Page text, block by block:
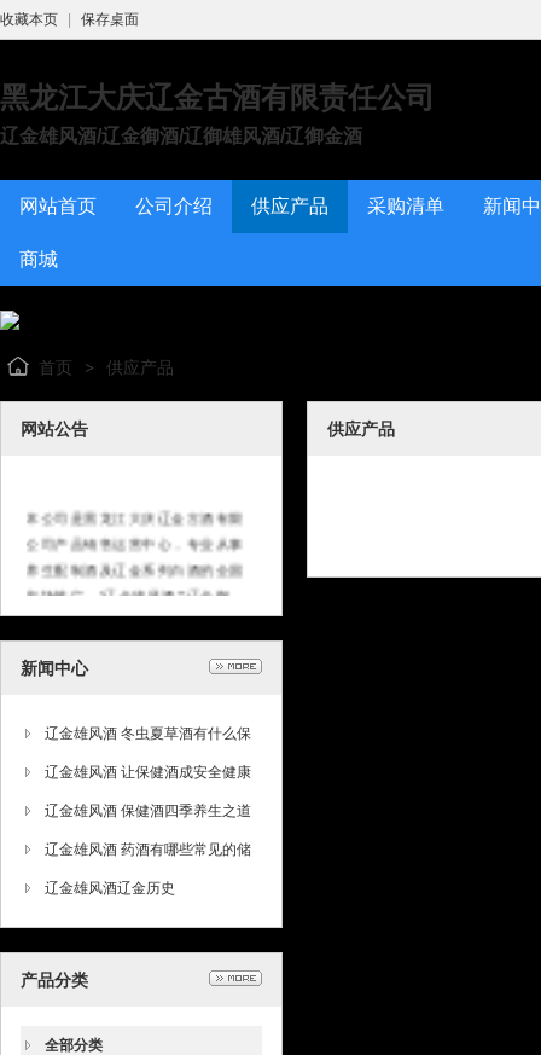
收藏本页 保存桌面
黑龙江大庆辽金古酒有限责任公司
辽金雄风酒/辽金御酒/辽御雄风酒/辽御金酒
网站首页 公司介绍 供应产品 采购清单 新闻
商城
首页 > 供应产品
网站公告
本公司是黑龙江大庆辽金古酒有限
公司产品销售运营中心，专业从事
养生配制酒及辽金系列白酒的全国
市场推广。“辽金雄风酒”“辽金御
酒”在业内以及消费者中间均享有较
高的声誉，在河南省的保健酒市场
上更是连续2年销量排名前两位。我
着力于人才与公司的共同进步，依
托公司先进的企业平台，为广大有
新闻中心
辽金雄风酒 冬虫夏草酒有什么保
健功效
辽金雄风酒 让保健酒成安全健康
消费主流
辽金雄风酒 保健酒四季养生之道
辽金雄风酒 药酒有哪些常见的储
存方法
辽金雄风酒辽金历史
产品分类
全部分类
供应产品